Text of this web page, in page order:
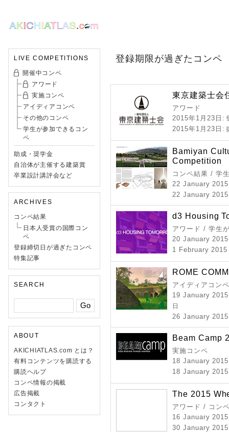
LIVE COMPETITIONS
開催中コンペ
アワード
実施コンペ
アイディアコンペ
その他のコンペ
学生が参加できるコン
ペ
助成・奨学金
自治体が主催する建築賞
卒業設計講評会など
ARCHIVES
コンペ結果
日本人受賞の国際コン
ペ
登録締切日が過ぎたコンペ
特集記事
SEARCH
ABOUT
AKICHIATLAS.com とは？
有料コンテンツを購読する
購読ヘルプ
コンペ情報の掲載
広告掲載
コンタクト
登録期限が過ぎたコンペ
東京建築士会
アワード
2015年1月23日 :
2015年1月23日 :
Bamiyan
Competition
コンペ結果 / 学
22 January 2015
22 January
d3 Housing
アワード / 学生
20 January 2015
1 February
ROME
アイディアコン
19 January
日
26 January
Beam Camp
実施コンペ
18 January 2015
18 January
The 2015
アワード / コン
16 January 2015
30 January